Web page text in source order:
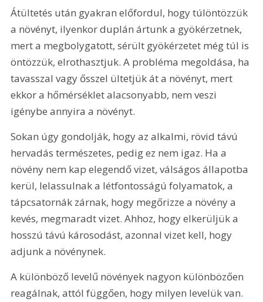
Átültetés után gyakran előfordul, hogy túlöntözzük
a növényt, ilyenkor duplán ártunk a gyökérzetnek,
mert a megbolygatott, sérült gyökérzetet még túl is
öntözzük, elrothasztjuk. A probléma megoldása, ha
tavasszal vagy ősszel ültetjük át a növényt, mert
ekkor a hőmérséklet alacsonyabb, nem veszi
igénybe annyira a növényt.
Sokan úgy gondolják, hogy az alkalmi, rövid távú
hervadás természetes, pedig ez nem igaz. Ha a
növény nem kap elegendő vizet, válságos állapotba
kerül, lelassulnak a létfontosságú folyamatok, a
tápcsatornák zárnak, hogy megőrizze a növény a
kevés, megmaradt vizet. Ahhoz, hogy elkerüljük a
hosszú távú károsodást, azonnal vizet kell, hogy
adjunk a növénynek.
A különböző levelű növények nagyon különbözően
reagálnak, attól függően, hogy milyen levelük van.